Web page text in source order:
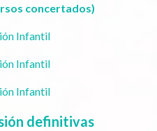
concertados)
Infantil
Infantil
Infantil
definitivas